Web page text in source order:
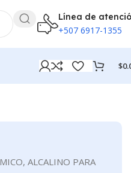
Línea de
+507 6917-1355
$
ALCALINO PARA